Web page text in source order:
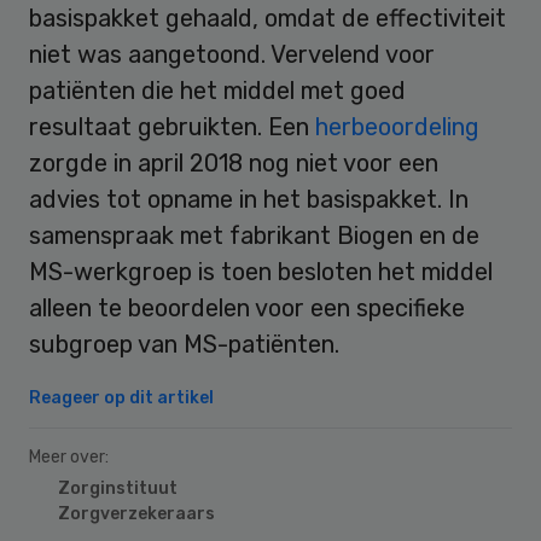
basispakket gehaald, omdat de effectiviteit
niet was aangetoond. Vervelend voor
patiënten die het middel met goed
resultaat gebruikten. Een herbeoordeling
zorgde in april 2018 nog niet voor een
advies tot opname in het basispakket. In
samenspraak met fabrikant Biogen en de
MS-werkgroep is toen besloten het middel
alleen te beoordelen voor een specifieke
subgroep van MS-patiënten.
Reageer op dit artikel
Meer over:
Zorginstituut
Zorgverzekeraars